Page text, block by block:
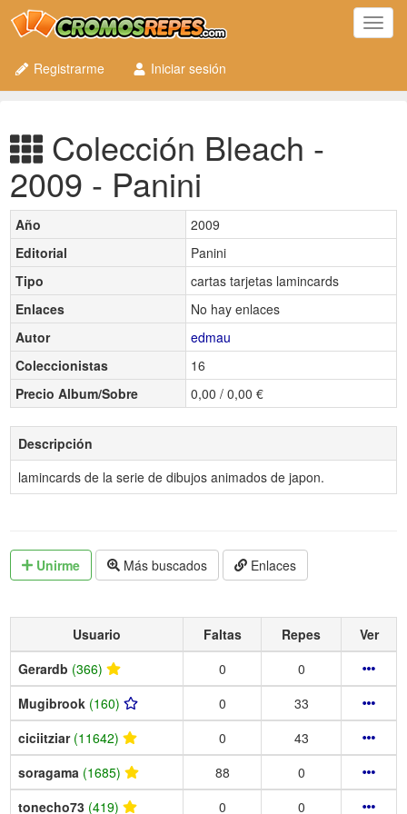
Registrarme
Iniciar sesión
Colección Bleach -
2009 - Panini
Año
2009
Editorial
Panini
Tipo
cartas tarjetas lamincards
Enlaces
No hay enlaces
Autor
edmau
Coleccionistas
16
Precio Album/Sobre
0,00 / 0,00 €
Descripción
lamincards de la serie de dibujos animados de japon.
Unirme Más buscados Enlaces
Usuario Faltas Repes
Ver
Gerardb (366) 0
0
Mugibrook (160) 0
33
ciciitziar (11642) 0
43
soragama (1685) 88
0
tonecho73 (419) 0 0